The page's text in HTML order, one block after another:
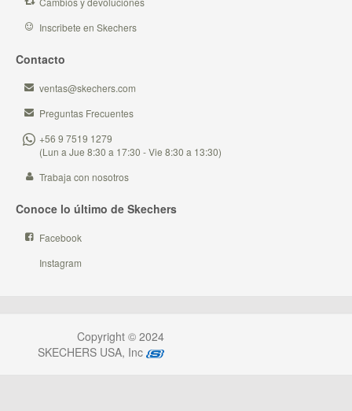
Inscribete en Skechers
Contacto
ventas@skechers.com
Preguntas Frecuentes
+56 9 7519 1279
(Lun a Jue 8:30 a 17:30 - Vie 8:30 a 13:30)
Trabaja con nosotros
Conoce lo último de Skechers
Facebook
Instagram
Copyright © 2024
SKECHERS USA, Inc